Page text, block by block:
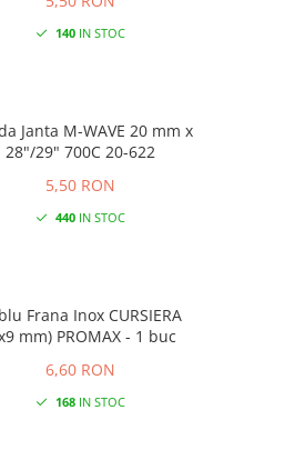
140 IN STOC
Janta M-WAVE 20 mm x
28"/29" 700C 20-622
5,50 RON
440 IN STOC
Frana Inox CURSIERA
mm) PROMAX - 1 buc
6,60 RON
168 IN STOC